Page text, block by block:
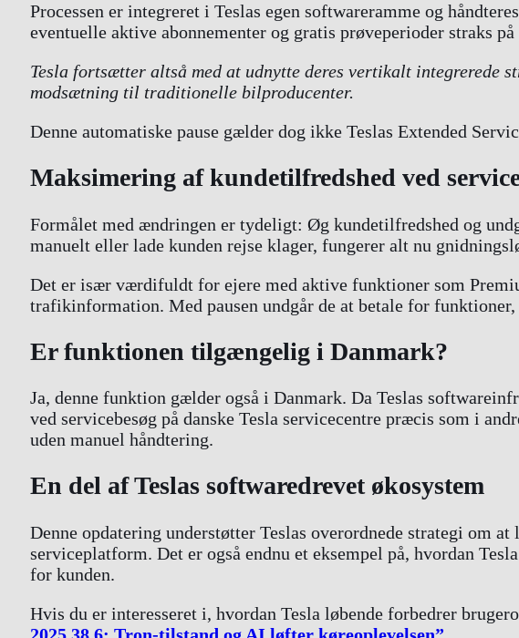
Processen er integreret i Teslas egen softwareramme og
eventuelle aktive abonnementer og gratis prøveperioder straks
Tesla fortsætter altså med at udnytte deres vertikalt
modsætning til traditionelle bilproducenter.
Denne automatiske pause gælder dog ikke Teslas Extended
Maksimering af kundetilfredshed ved
Formålet med ændringen er tydeligt: Øg kundetilfredshed og
manuelt eller lade kunden rejse klager, fungerer alt nu
Det er især værdifuldt for ejere med aktive funktioner som
trafikinformation. Med pausen undgår de at betale for
Er funktionen tilgængelig i Danmark?
Ja, denne funktion gælder også i Danmark. Da Teslas
ved servicebesøg på danske Tesla servicecentre præcis som i
uden manuel håndtering.
En del af Teslas softwaredrevet økosystem
Denne opdatering understøtter Teslas overordnede strategi om
serviceplatform. Det er også endnu et eksempel på, hvordan
for kunden.
Hvis du er interesseret i, hvordan Tesla løbende forbedrer
2025.38.6: Tron-tilstand og AI løfter køreoplevelsen”